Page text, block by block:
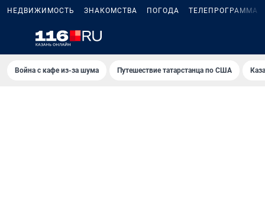
НЕДВИЖИМОСТЬ ЗНАКОМСТВА ПОГОДА ТЕЛЕПРОГРАММА
Война с кафе из-за шума Путешествие татарстанца по США